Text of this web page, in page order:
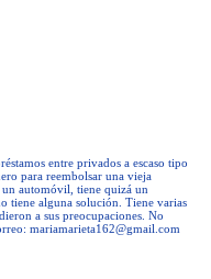
entre privados a escaso tipo
para reembolsar una vieja
un automóvil, tiene quizá un
tiene alguna solución. Tiene varias
a sus preocupaciones. No
mariamarieta162@gmail.com